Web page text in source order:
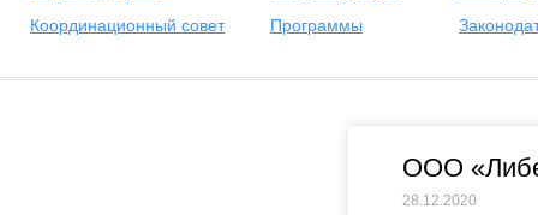
Координационный совет
Программы
ООО
28.12.2020